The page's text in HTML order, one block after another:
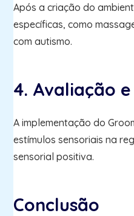
Após a criação do
específicas, como
com autismo.
4. Avaliação
A implementação do
estímulos sensoriais na
sensorial positiva.
Conclusão